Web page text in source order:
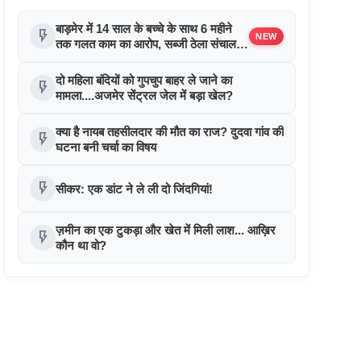
flash_on बाड़मेर में 14 साल के बच्चे के साथ 6 महीने
तक गलत काम का आरोप, सब्जी ठेला संचालक
NEW
flash_on दो महिला बंदियों को गुपचुप बाहर ले जाने का
मामला....अजमेर सेंट्रल जेल में बड़ा खेल?
flash_on क्या है नायब तहसीलदार की मौत का राज? दुदवा गांव की
घटना बनी चर्चा का विषय
flash_on सीकर: एक डांट ने ले ली दो जिंदगियां!
flash_on ज़मीन का एक टुकड़ा और खेत में मिली लाश... आख़िर
कौन था वो?